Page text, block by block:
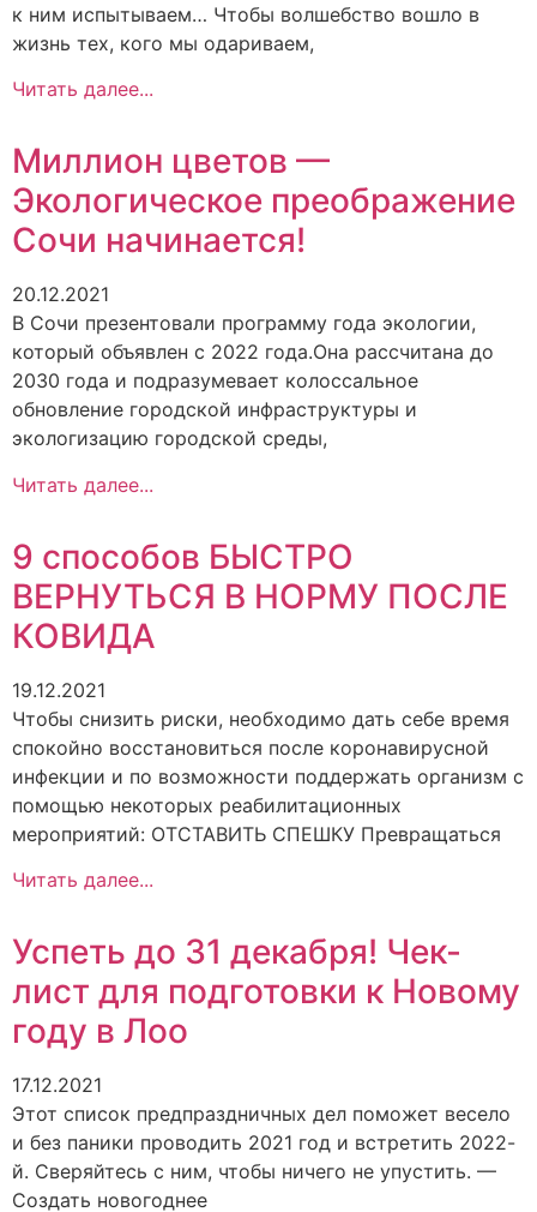
к ним испытываем… Чтобы волшебство вошло в
жизнь тех, кого мы одариваем,
Читать далее...
Миллион цветов —
Экологическое преображение
Сочи начинается!
20.12.2021
В Сочи презентовали программу года экологии,
который объявлен с 2022 года.Она рассчитана до
2030 года и подразумевает колоссальное
обновление городской инфраструктуры и
экологизацию городской среды,
Читать далее...
9 способов БЫСТРО
ВЕРНУТЬСЯ В НОРМУ ПОСЛЕ
КОВИДА
19.12.2021
Чтобы снизить риски, необходимо дать себе время
спокойно восстановиться после коронавирусной
инфекции и по возможности поддержать организм с
помощью некоторых реабилитационных
мероприятий: ОТСТАВИТЬ СПЕШКУ Превращаться
Читать далее...
Успеть до 31 декабря! Чек-
лист для подготовки к Новому
году в Лоо
17.12.2021
Этот список предпраздничных дел поможет весело
и без паники проводить 2021 год и встретить 2022-
й. Сверяйтесь с ним, чтобы ничего не упустить. —
Создать новогоднее